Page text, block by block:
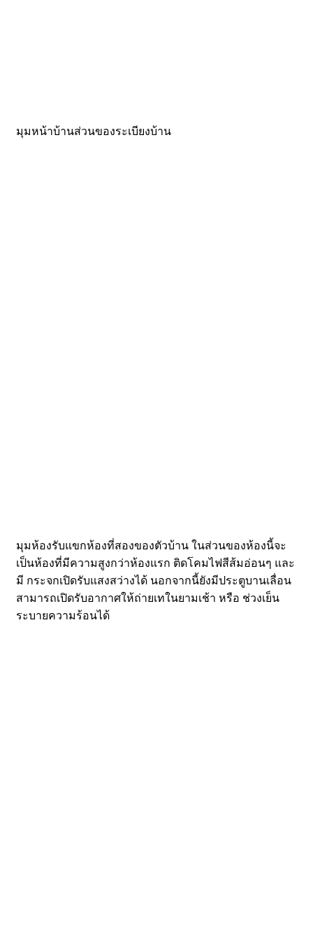
มุมหน้าบ้านส่วนของระเบียงบ้าน
มุมห้องรับแขกห้องที่สองของตัวบ้าน ในส่วนของห้องนี้จะ
เป็นห้องที่มีความสูงกว่าห้องแรก ติดโคมไฟสีส้มอ่อนๆ และ
มี กระจกเปิดรับแสงสว่างได้ นอกจากนี้ยังมีประตูบานเลื่อน
สามารถเปิดรับอากาศให้ถ่ายเทในยามเช้า หรือ ช่วงเย็น
ระบายความร้อนได้